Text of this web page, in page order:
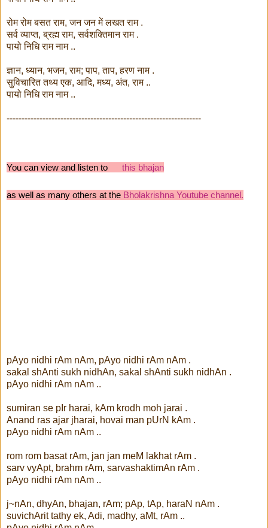
रोम रोम बसत राम, जन जन में लखत राम .
सर्व व्याप्त, ब्रह्म राम, सर्वशक्तिमान राम .
पायो निधि राम नाम ..
ज्ञान, ध्यान, भजन, राम; पाप, ताप, हरण नाम .
सुविचारित तथ्य एक, आदि, मध्य, अंत, राम ..
पायो निधि राम नाम ..
-----------------------------------------------------------------
You can view and listen to this bhajan
as well as many others at the Bholakrishna Youtube channel.
pAyo nidhi rAm nAm, pAyo nidhi rAm nAm .
sakal shAnti sukh nidhAn, sakal shAnti sukh nidhAn .
pAyo nidhi rAm nAm ..
sumiran se pIr harai, kAm krodh moh jarai .
Anand ras ajar jharai, hovai man pUrN kAm .
pAyo nidhi rAm nAm ..
rom rom basat rAm, jan jan meM lakhat rAm .
sarv vyApt, brahm rAm, sarvashaktimAn rAm .
pAyo nidhi rAm nAm ..
j~nAn, dhyAn, bhajan, rAm; pAp, tAp, haraN nAm .
suvichArit tathy ek, Adi, madhy, aMt, rAm ..